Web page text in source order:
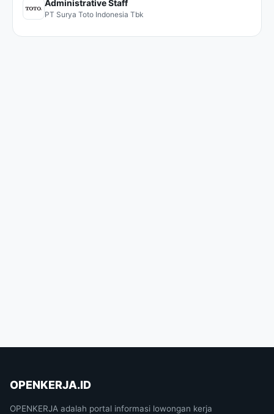
Administrative Staff
PT Surya Toto Indonesia Tbk
OPENKERJA.ID
OPENKERJA adalah portal informasi lowongan kerja